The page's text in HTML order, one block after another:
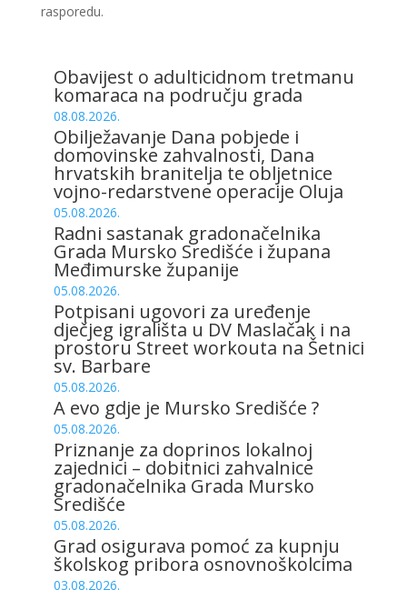
rasporedu.
Obavijest o adulticidnom tretmanu
komaraca na području grada
08.08.2026.
Obilježavanje Dana pobjede i
domovinske zahvalnosti, Dana
hrvatskih branitelja te obljetnice
vojno-redarstvene operacije Oluja
05.08.2026.
Radni sastanak gradonačelnika
Grada Mursko Središće i župana
Međimurske županije
05.08.2026.
Potpisani ugovori za uređenje
dječjeg igrališta u DV Maslačak i na
prostoru Street workouta na Šetnici
sv. Barbare
05.08.2026.
A evo gdje je Mursko Središće ?
05.08.2026.
Priznanje za doprinos lokalnoj
zajednici – dobitnici zahvalnice
gradonačelnika Grada Mursko
Središće
05.08.2026.
Grad osigurava pomoć za kupnju
školskog pribora osnovnoškolcima
03.08.2026.